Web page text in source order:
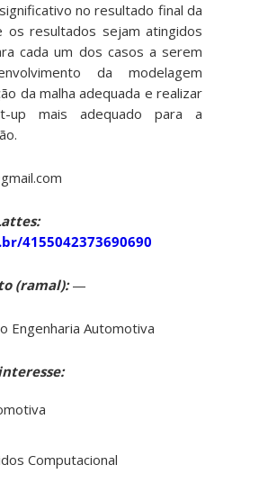
no resultado final da
os resultados sejam atingidos
cada um dos casos a serem
da modelagem
da malha adequada e realizar
up mais adequado para a
4155042373690690
(ramal):—
Engenharia Automotiva
Computacional